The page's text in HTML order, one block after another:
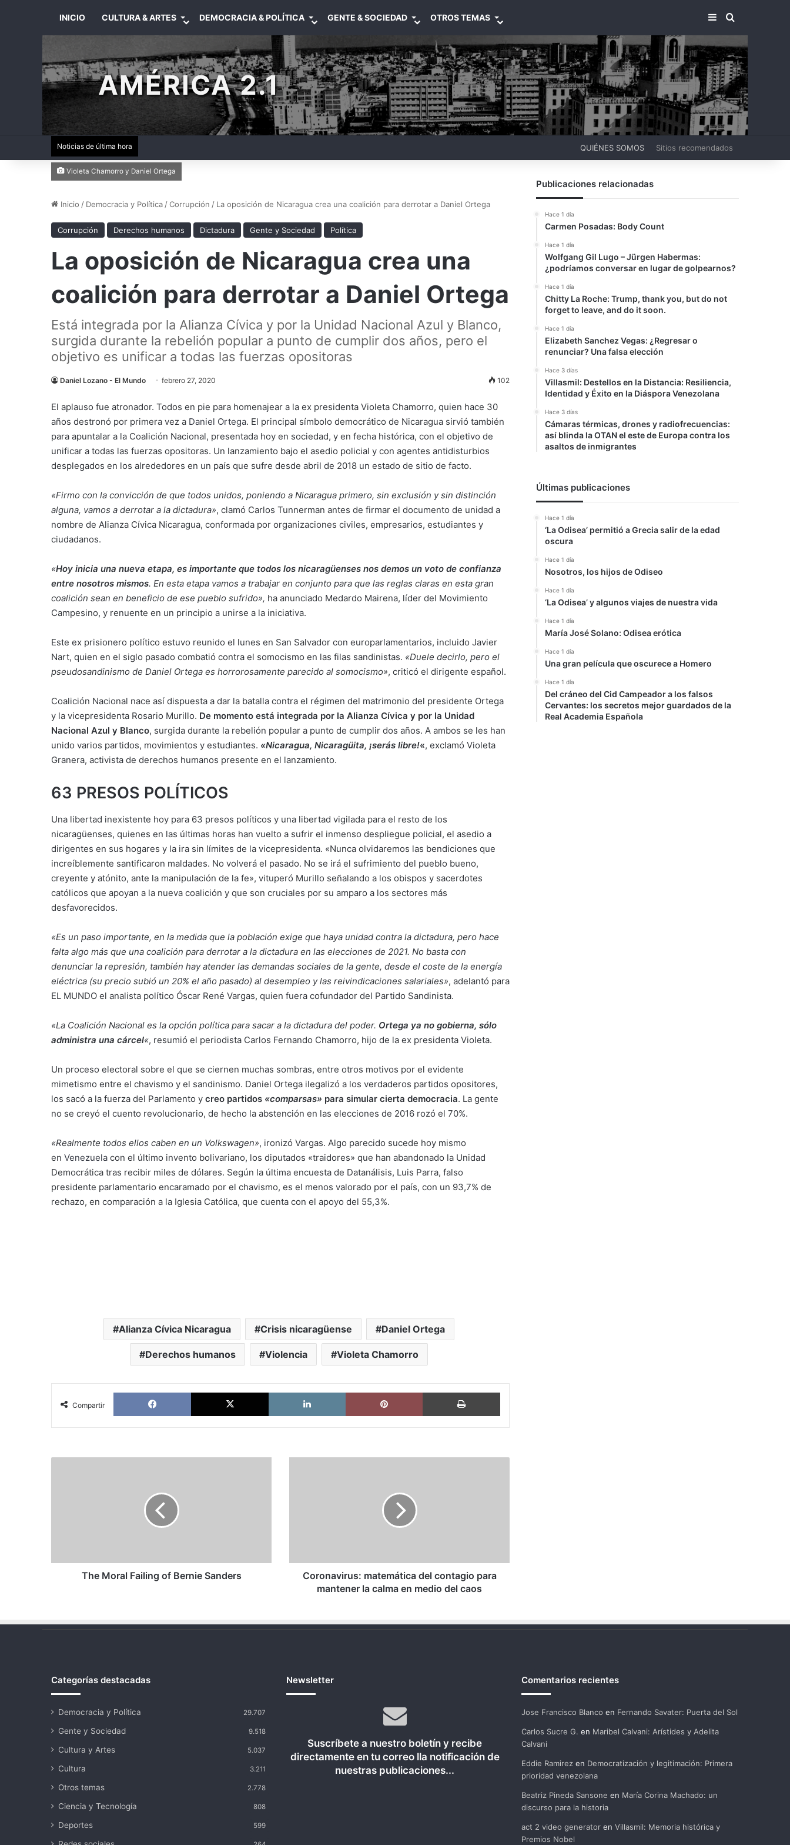
INICIO CULTURA & ARTES DEMOCRACIA & POLÍTICA GENTE & SOCIEDAD OTROS TEMAS BARRA LATERAL
BUSCAR
AMÉRICA 2.1
Noticias de última hora QUIÉNES SOMOS Sitios recomendados
Violeta Chamorro y Daniel Ortega
Inicio / Democracia y Política /Corrupción / La oposición de Nicaragua crea una coalición para derrotar a Daniel Ortega
Corrupción Derechos humanos Dictadura Gente y Sociedad Política
La oposición de Nicaragua crea una
coalición para derrotar a Daniel Ortega
Está integrada por la Alianza Cívica y por la Unidad Nacional Azul y Blanco,
surgida durante la rebelión popular a punto de cumplir dos años, pero el
objetivo es unificar a todas las fuerzas opositoras
Daniel Lozano - El Mundo febrero 27, 2020 102
El aplauso fue atronador. Todos en pie para homenajear a la ex presidenta Violeta Chamorro, quien hace 30
años destronó por primera vez a Daniel Ortega. El principal símbolo democrático de Nicaragua sirvió también
para apuntalar a la Coalición Nacional, presentada hoy en sociedad, y en fecha histórica, con el objetivo de
unificar a todas las fuerzas opositoras. Un lanzamiento bajo el asedio policial y con agentes antidisturbios
desplegados en los alrededores en un país que sufre desde abril de 2018 un estado de sitio de facto.
«Firmo con la convicción de que todos unidos, poniendo a Nicaragua primero, sin exclusión y sin distinción
alguna, vamos a derrotar a la dictadura», clamó Carlos Tunnerman antes de firmar el documento de unidad a
nombre de Alianza Cívica Nicaragua, conformada por organizaciones civiles, empresarios, estudiantes y
ciudadanos.
«Hoy inicia una nueva etapa, es importante que todos los nicaragüenses nos demos un voto de confianza
entre nosotros mismos. En esta etapa vamos a trabajar en conjunto para que las reglas claras en esta gran
coalición sean en beneficio de ese pueblo sufrido», ha anunciado Medardo Mairena, líder del Movimiento
Campesino, y renuente en un principio a unirse a la iniciativa.
Este ex prisionero político estuvo reunido el lunes en San Salvador con europarlamentarios, incluido Javier
Nart, quien en el siglo pasado combatió contra el somocismo en las filas sandinistas. «Duele decirlo, pero el
pseudosandinismo de Daniel Ortega es horrorosamente parecido al somocismo», criticó el dirigente español.
Coalición Nacional nace así dispuesta a dar la batalla contra el régimen del matrimonio del presidente Ortega
y la vicepresidenta Rosario Murillo. De momento está integrada por la Alianza Cívica y por la Unidad
Nacional Azul y Blanco, surgida durante la rebelión popular a punto de cumplir dos años. A ambos se les han
unido varios partidos, movimientos y estudiantes. «Nicaragua, Nicaragüita, ¡serás libre!«, exclamó Violeta
Granera, activista de derechos humanos presente en el lanzamiento.
63 PRESOS POLÍTICOS
Una libertad inexistente hoy para 63 presos políticos y una libertad vigilada para el resto de los
nicaragüenses, quienes en las últimas horas han vuelto a sufrir el inmenso despliegue policial, el asedio a
dirigentes en sus hogares y la ira sin límites de la vicepresidenta. «Nunca olvidaremos las bendiciones que
increíblemente santificaron maldades. No volverá el pasado. No se irá el sufrimiento del pueblo bueno,
creyente y atónito, ante la manipulación de la fe», vituperó Murillo señalando a los obispos y sacerdotes
católicos que apoyan a la nueva coalición y que son cruciales por su amparo a los sectores más
desfavorecidos.
«Es un paso importante, en la medida que la población exige que haya unidad contra la dictadura, pero hace
falta algo más que una coalición para derrotar a la dictadura en las elecciones de 2021. No basta con
denunciar la represión, también hay atender las demandas sociales de la gente, desde el coste de la energía
eléctrica (su precio subió un 20% el año pasado) al desempleo y las reivindicaciones salariales», adelantó para
EL MUNDO el analista político Óscar René Vargas, quien fuera cofundador del Partido Sandinista.
«La Coalición Nacional es la opción política para sacar a la dictadura del poder. Ortega ya no gobierna, sólo
administra una cárcel«, resumió el periodista Carlos Fernando Chamorro, hijo de la ex presidenta Violeta.
Un proceso electoral sobre el que se ciernen muchas sombras, entre otros motivos por el evidente
mimetismo entre el chavismo y el sandinismo. Daniel Ortega ilegalizó a los verdaderos partidos opositores,
los sacó a la fuerza del Parlamento y creo partidos «comparsas» para simular cierta democracia. La gente
no se creyó el cuento revolucionario, de hecho la abstención en las elecciones de 2016 rozó el 70%.
«Realmente todos ellos caben en un Volkswagen», ironizó Vargas. Algo parecido sucede hoy mismo
en Venezuela con el último invento bolivariano, los diputados «traidores» que han abandonado la Unidad
Democrática tras recibir miles de dólares. Según la última encuesta de Datanálisis, Luis Parra, falso
presidente parlamentario encaramado por el chavismo, es el menos valorado por el país, con un 93,7% de
rechazo, en comparación a la Iglesia Católica, que cuenta con el apoyo del 55,3%.
Alianza Cívica Nicaragua Crisis nicaragüense Daniel Ortega
Derechos humanos Violencia Violeta Chamorro
Compartir
Facebook X LinkedIn Pinterest Imprimir
The Moral Failing of Bernie Sanders
en
medioCoronavirus: matemática del contagio para
mantener la calma en medio del caos
Publicaciones relacionadas
Hace 1 día
Carmen Posadas: Body Count
Hace 1 día
Wolfgang Gil Lugo – Jürgen Habermas:
¿podríamos conversar en lugar de golpearnos?
Hace 1 día
Chitty La Roche: Trump, thank you, but do not
forget to leave, and do it soon.
Hace 1 día
Elizabeth Sanchez Vegas: ¿Regresar o
renunciar? Una falsa elección
Hace 3 días
Villasmil: Destellos en la Distancia: Resiliencia,
Identidad y Éxito en la Diáspora Venezolana
Hace 3 días
Cámaras térmicas, drones y radiofrecuencias:
así blinda la OTAN el este de Europa contra los
asaltos de inmigrantes
Últimas publicaciones
Hace 1 día
‘La Odisea’ permitió a Grecia salir de la edad
oscura
Hace 1 día
Nosotros, los hijos de Odiseo
Hace 1 día
‘La Odisea’ y algunos viajes de nuestra vida
Hace 1 día
María José Solano: Odisea erótica
Hace 1 día
Una gran película que oscurece a Homero
Hace 1 día
Del cráneo del Cid Campeador a los falsos
Cervantes: los secretos mejor guardados de la
Real Academia Española
Categorías destacadas
Democracia y Política 29.707
Gente y Sociedad 9.518
Cultura y Artes 5.037
Cultura 3.211
Otros temas 2.778
Ciencia y Tecnología 808
Deportes 599
Newsletter
Suscríbete a nuestro boletín y recibe
directamente en tu correo lla notificación de
nuestras publicaciones...
Comentarios recientes
Jose Francisco Blanco en Fernando Savater: Puerta del Sol
Carlos Sucre G. en Maribel Calvani: Arístides y Adelita
Calvani
Eddie Ramirezen Democratización y legitimación: Primera
prioridad venezolana
Beatriz Pineda Sansone en María Corina Machado: un
discurso para la historia
act 2 video generatoren Villasmil: Memoria histórica y
Premios Nobel